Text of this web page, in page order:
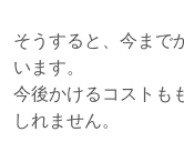
そうすると、今まで
います。
今後かけるコストも
しれません。